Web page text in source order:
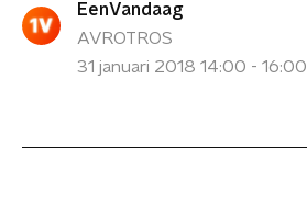
EenVandaag
AVROTROS
31 januari 2018 14:00 - 16:00